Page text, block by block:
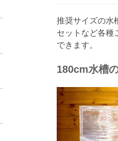
推奨サイズの水
セットなど各種
できます。
180cm水槽